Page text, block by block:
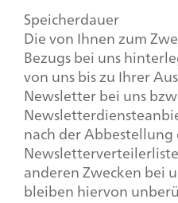
Speicherdauer
Die von Ihnen zum
Bezugs bei uns
von uns bis zu Ihrer
Newsletter bei uns
nach der Abbestellung
anderen Zwecken bei
bleiben hiervon